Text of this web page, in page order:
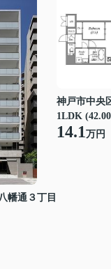
幡通３丁目
神戸市中央
1LDK
14.1万円